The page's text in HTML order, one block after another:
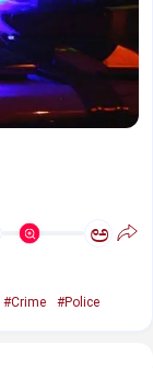
ಅ
#Crime #Police